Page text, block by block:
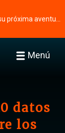
Menú
datos
los